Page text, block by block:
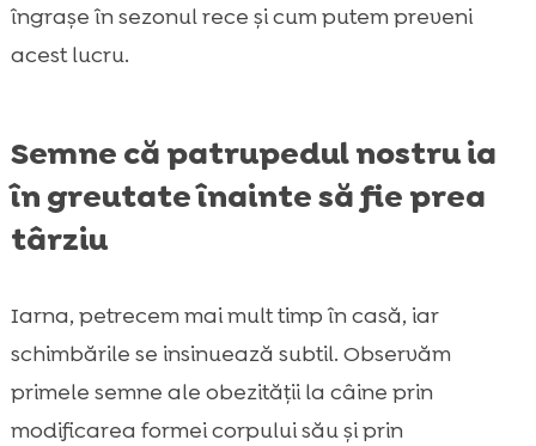
îngrașe în sezonul rece și cum putem preveni
acest lucru.
Semne că patrupedul nostru ia
în greutate înainte să fie prea
târziu
Iarna, petrecem mai mult timp în casă, iar
schimbările se insinuează subtil. Observăm
primele semne ale obezității la câine prin
modificarea formei corpului său și prin